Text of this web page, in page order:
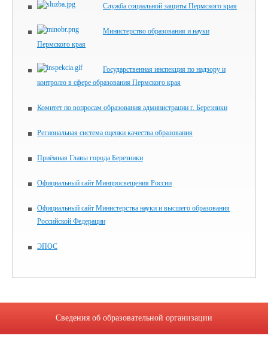
Служба социальной защиты Пермского края
Министерство образования и науки
Пермского края
Государственная инспекция по надзору и
контролю в сфере образования Пермского края
Комитет по вопросам образования администрации г. Березники
Региональная система оценки качества образования
Приёмная Главы города Березники
Официальный сайт Минпросвещения России
Официальный сайт Министерства науки и высшего образования
Российской Федерации
ЭПОС
Сведения об образовательной организации